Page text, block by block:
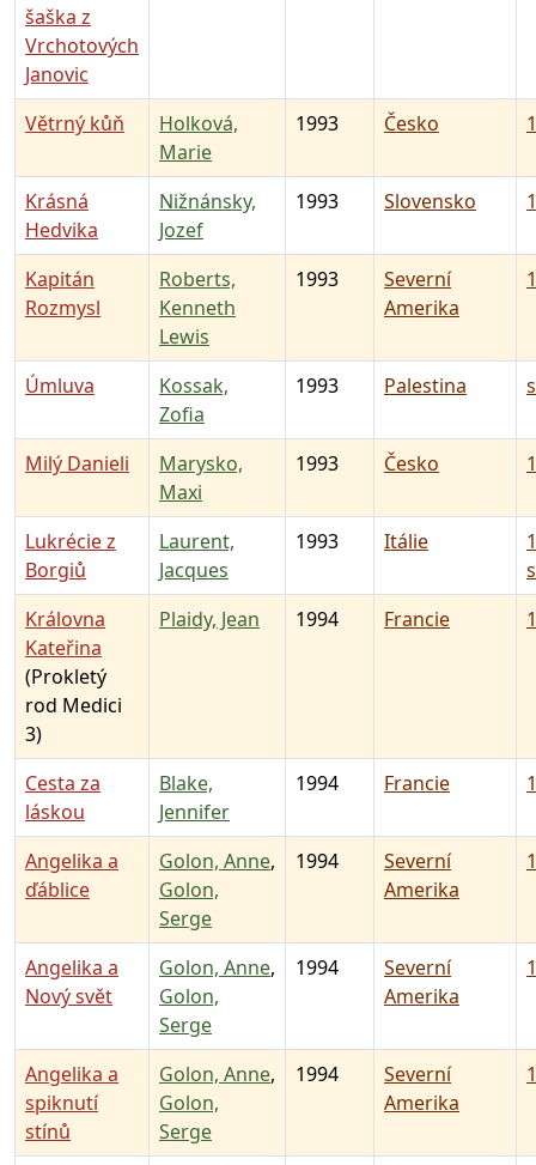
šaška z
Vrchotových
Janovic
Větrný kůň
Holková,
Marie
1993 Česko
Krásná
Hedvika
Nižnánsky,
Jozef
1993 Slovensko
Kapitán
Rozmysl
Roberts,
Kenneth
Lewis
1993
Severní
Amerika
Úmluva
Kossak,
Zofia
1993 Palestina
Milý Danieli
Marysko,
Maxi
1993 Česko
Lukrécie z
Borgiů
Laurent,
Jacques
1993 Itálie
Královna
Kateřina
(Prokletý
rod Medici
3)
Plaidy, Jean 1994 Francie
Cesta za
láskou
Blake,
Jennifer
1994 Francie
Angelika a
ďáblice
Golon, Anne,
Golon,
Serge
1994
Severní
Amerika
Angelika a
Nový svět
Golon, Anne,
Golon,
Serge
1994
Severní
Amerika
Angelika a
spiknutí
stínů
Golon, Anne,
Golon,
Serge
1994
Severní
Amerika